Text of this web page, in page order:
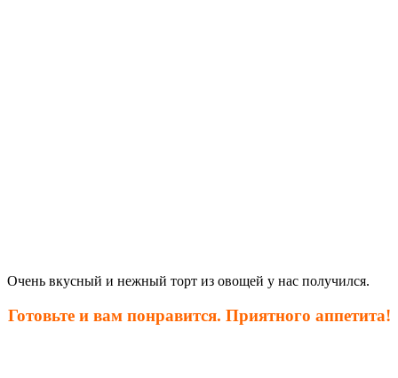
Очень вкусный и нежный торт из овощей у нас получился.
Готовьте и вам понравится. Приятного аппетита!